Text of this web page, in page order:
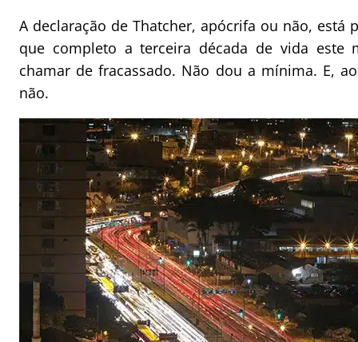
A declaração de Thatcher, apócrifa ou não, está
que completo a terceira década de vida este
chamar de fracassado. Não dou a mínima. E,
não.